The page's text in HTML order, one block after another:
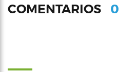
COMENTARIOS 0